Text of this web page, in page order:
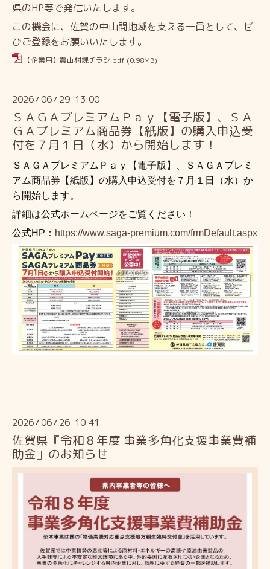
県のHP等で発信いたします。
この機会に、佐賀の中山間地域を支える一員として、ぜ
ひご登録をお願いいたします。
【企業用】農山村課チラシ.pdf (0.98MB)
2026/06/ 29 13:00
ＳＡＧＡプレミアムＰａｙ【電子版】、ＳＡ
ＧＡプレミアム商品券【紙版】の購入申込受
付を７月１日（水）から開始します！
ＳＡＧＡプレミアムＰａｙ【電子版】、ＳＡＧＡプレミ
アム商品券【紙版】の購入申込受付を７月１日（水）か
ら開始します。
詳細は公式ホームページをご覧ください！
公式HP： https://www.saga-premium.com/frmDefault.aspx
2026/06/ 26 10:41
佐賀県『令和８年度 事業多角化支援事業費補
助金』のお知らせ